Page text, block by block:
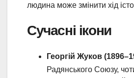
людина може змінити хід
Сучасні ікони
Георгій Жуков
Радянського Союзу,